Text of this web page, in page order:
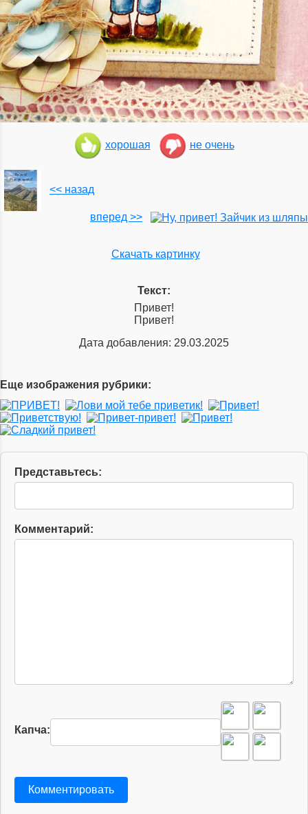
хорошая не очень
<< назад
вперед >>
Скачать картинку
Текст:
Привет!
Привет!
Дата добавления: 29.03.2025
Еще изображения рубрики:
Представьтесь:
Комментарий:
Капча:
Комментировать